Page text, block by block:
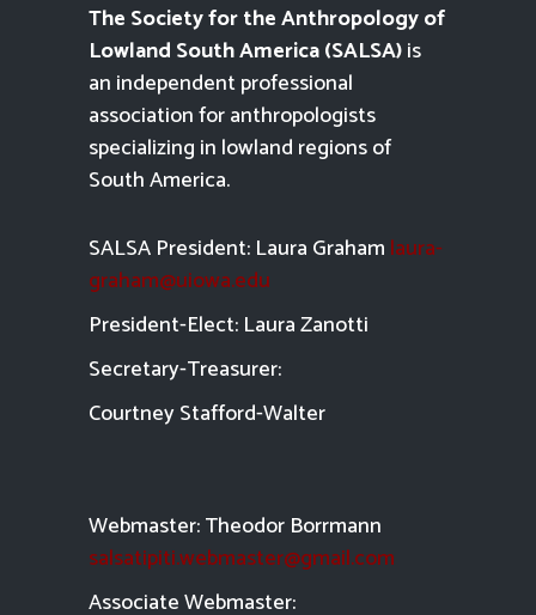
The Society for the Anthropology of
Lowland South America (SALSA)is
an independent professional
association for anthropologists
specializing in lowland regions of
South America.
SALSA President: Laura Graham laura-
graham@uiowa.edu
President-Elect: Laura Zanotti
Secretary-Treasurer:
Courtney Stafford-Walter
Webmaster: Theodor Borrmann
salsatipiti.webmaster@gmail.com
Associate Webmaster: